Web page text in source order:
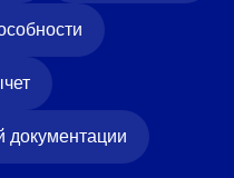
документации